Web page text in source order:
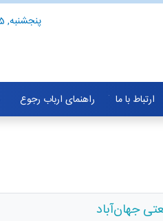
پنجشنبه, 15 مرداد 1405
ارتباط با ما راهنمای ارباب رجوع
جهان‌آباد